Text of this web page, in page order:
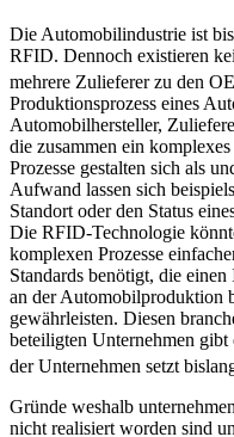
[27]
Die Automobilindustrie ist
RFID. Dennoch existieren
mehrere Zulieferer zu den
Produktionsprozess eines
Automobilhersteller,
die zusammen ein
Prozesse gestalten sich als
Aufwand lassen sich
Standort oder den Status
Die RFID-Technologie
komplexen Prozesse
Standards benötigt, die
an der Automobilproduktion
gewährleisten. Diesen
beteiligten Unternehmen
der Unternehmen setzt